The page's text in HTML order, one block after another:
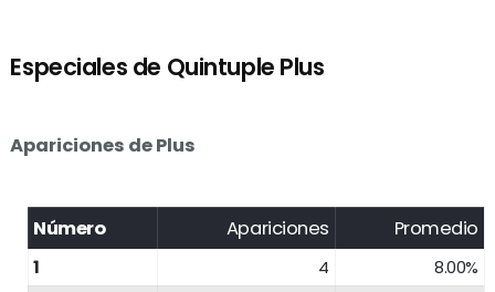
Especiales de Quintuple Plus
Apariciones de Plus
Número Apariciones Promedio
1 4
8.00%